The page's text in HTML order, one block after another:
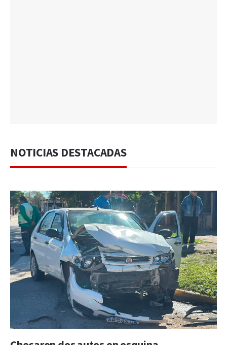
NOTICIAS DESTACADAS